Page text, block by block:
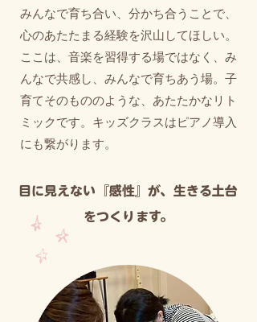
みんなで育ち合い、分かち合うことで、
心のあたたまる経験を沢山してほしい。
ここは、音楽を習得する場ではなく、 み
んなで共感し、みんなで育ちあう場。子
育てそのもののような、あたたかなリト
ミックです。キッズクラスはピアノ導入
にも繋がります。
​目に見えない『感性』が、生きる土台
をつくります。